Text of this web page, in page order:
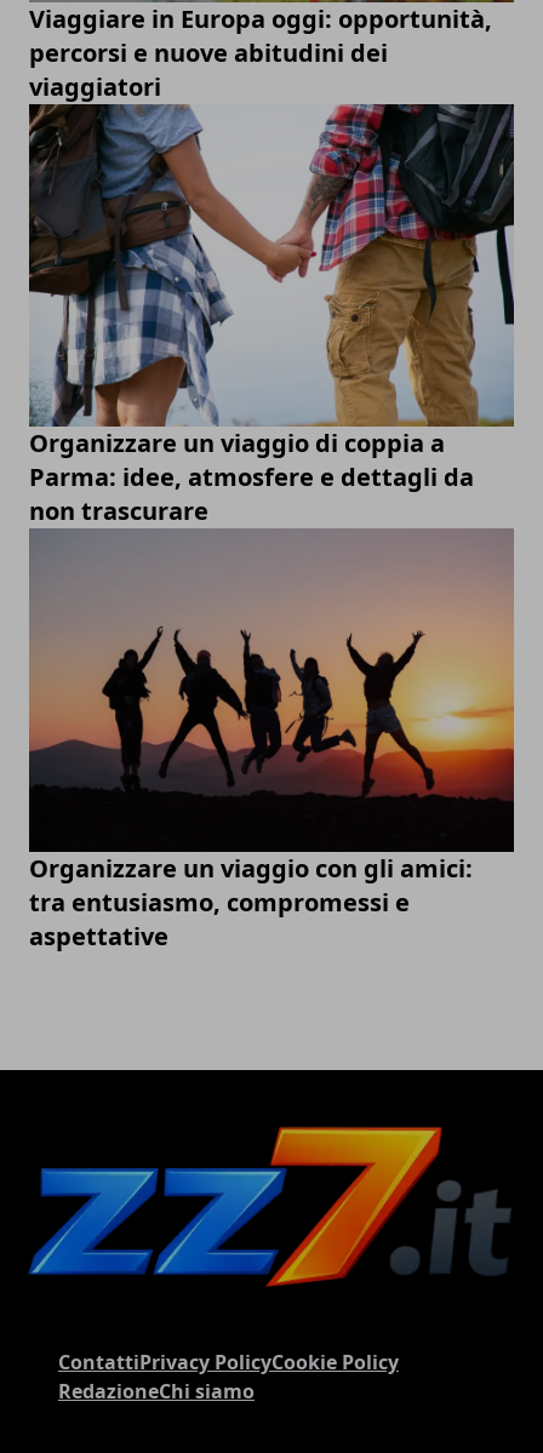
Viaggiare in Europa oggi: opportunità,
percorsi e nuove abitudini dei
viaggiatori
Organizzare un viaggio di coppia a
Parma: idee, atmosfere e dettagli da
non trascurare
Organizzare un viaggio con gli amici:
tra entusiasmo, compromessi e
aspettative
ContattiPrivacy PolicyCookie Policy
RedazioneChi siamo